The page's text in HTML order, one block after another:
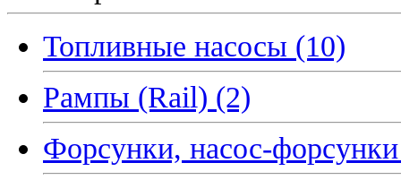
Топливные насосы (10)
Рампы (Rail) (2)
Форсунки, насос-